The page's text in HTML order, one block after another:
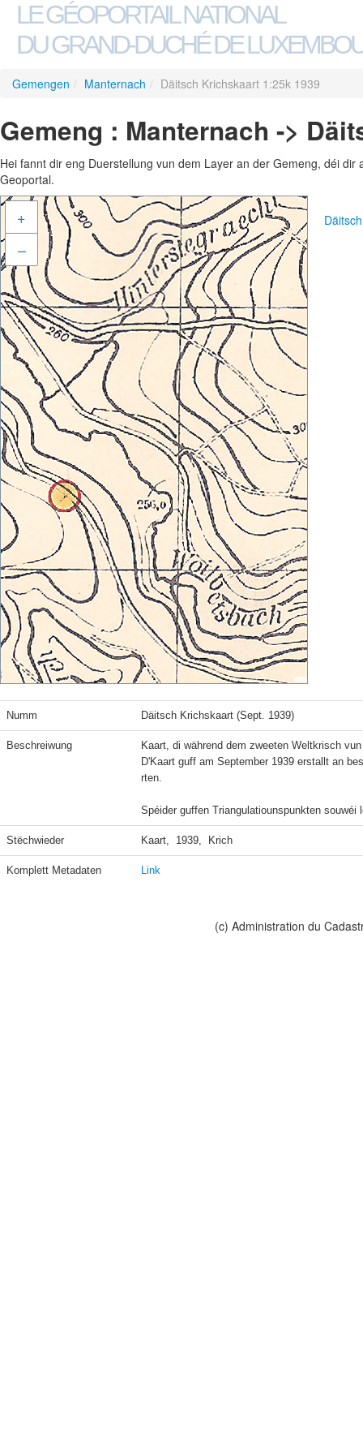
LE GÉOPORTAIL NATIONAL
DU GRAND-DUCHÉ DE
Gemengen / Manternach / Däitsch Krichskaart 1:25k 1939
Gemeng : Manternach ->
Hei fannt dir eng Duerstellung vun dem Layer an der Gemeng, déi
Geoportal.
+
–
Numm Däitsch Krichskaart (Sept. 1939)
Beschreiwung
Kaart, di während dem zweeten Weltkrisch
D'Kaart guff am September 1939 erstallt an
rten.
Spéider guffen Triangulatiounspunkten
Stëchwieder Kaart,  1939,  Krich
Komplett Metadaten Link
(c) Administration du